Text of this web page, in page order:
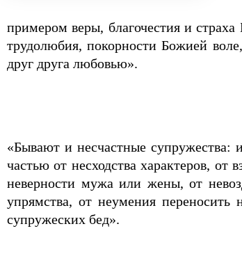
примером веры, благочестия и
трудолюбия, покорности Божией
друг друга любовью».
«Бывают и несчастные супружества:
частью от несходства характеров, от
неверности мужа или жены, от
упрямства, от неумения переносить
супружеских бед».